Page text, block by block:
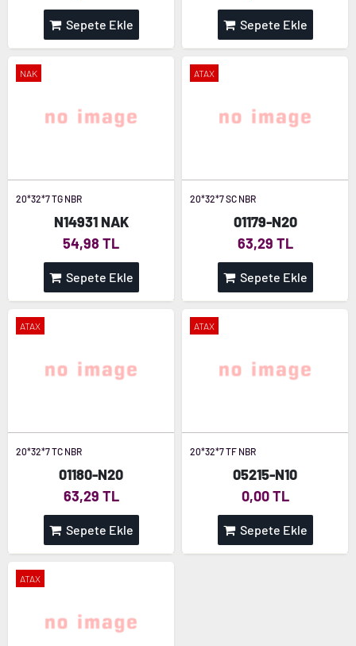
Sepete Ekle Sepete Ekle
NAK
20*32*7 TG NBR
N14931 NAK
54,98 TL
Sepete Ekle
ATAX
20*32*7 SC NBR
01179-N20
63,29 TL
Sepete Ekle
ATAX
20*32*7 TC NBR
01180-N20
63,29 TL
Sepete Ekle
ATAX
20*32*7 TF NBR
05215-N10
0,00 TL
Sepete Ekle
ATAX